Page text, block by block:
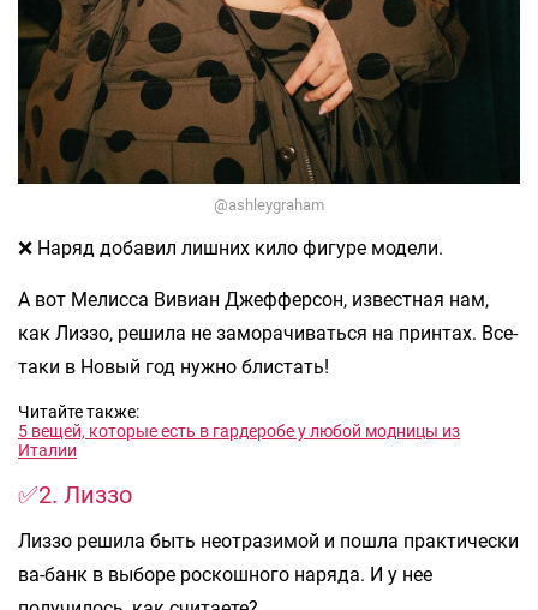
@ashleygraham
❌ Наряд добавил лишних кило фигуре модели.
А вот Мелисса Вивиан Джефферсон, известная нам,
как Лиззо, решила не заморачиваться на принтах. Все-
таки в Новый год нужно блистать!
Читайте также:
5 вещей, которые есть в гардеробе у любой модницы из
Италии
✅2. Лиззо
Лиззо решила быть неотразимой и пошла практически
ва-банк в выборе роскошного наряда. И у нее